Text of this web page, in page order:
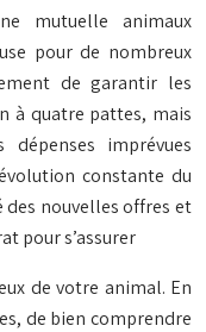
mutuelle animaux
pour de nombreux
de garantir les
à quatre pattes, mais
imprévues
constante du
nouvelles offres et
pour s’assurer
de votre animal. En
de bien comprendre